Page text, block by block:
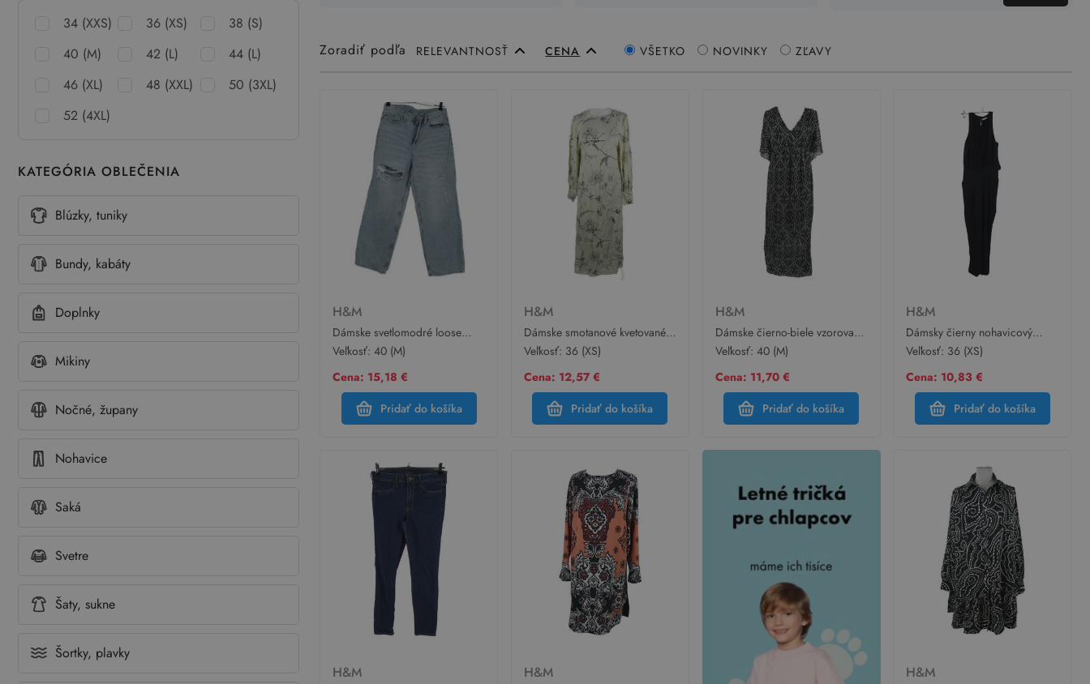
34 (XXS) 36 (XS)
38 (S)
40 (M)
42 (L)
44 (L)
46 (XL)
48 (XXL)
50 (3XL)
52 (4XL)
KATEGÓRIA OBLEČENIA
Blúzky, tuniky
Bundy, kabáty
Doplnky
Mikiny
Nočné, župany
Nohavice
Saká
Svetre
Šaty, sukne
Šortky, plavky
Zoradiť podľa RELEVANTNOSŤ CENA VŠETKO NOVINKY ZĽAVY
H&M
Dámske svetlomodré loose
straight rifle s dierami H&M
Veľkosť:40 (M)
Cena: 15,18 €
Pridať do košíka
H&M
Dámske smotanové kvetované
midi šaty H&M
Veľkosť: 36 (XS)
Cena: 12,57 €
Pridať do košíka
H&M
Dámske čierno-biele vzorované
šifónové dlhé tehotenské é šaty
Veľkosť: 40 (M)
Cena: 11,70 €
Pridať do košíka
H&M
Dámsky čierny nohavicový
overal s čipkou H&M
Veľkosť: 36 (XS)
Cena: 10,83 €
Pridať do košíka
H&M H&M H&M